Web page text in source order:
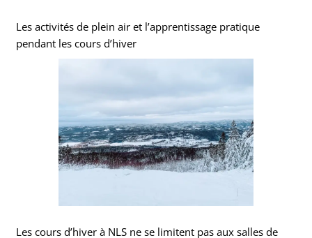
Les activités de plein air et l’apprentissage pratique
pendant les cours d’hiver
Les cours d’hiver à NLS ne se limitent pas aux salles de